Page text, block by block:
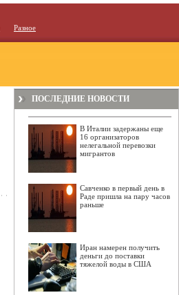
Разное
ПОСЛЕДНИЕ НОВОСТИ
В Италии задержаны еще
16 организаторов
нелегальной перевозки
мигрантов
Савченко в первый день в
Раде пришла на пару часов
раньше
Иран намерен получить
деньги до поставки
тяжелой воды в США